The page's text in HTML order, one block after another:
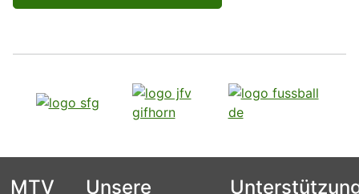
MTV
Unsere